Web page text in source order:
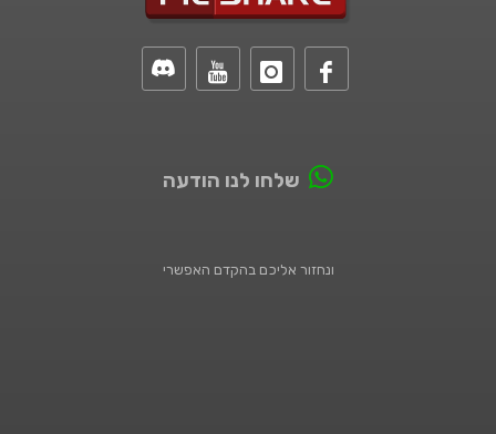
שלחו לנו הודעה
ונחזור אליכם בהקדם האפשרי